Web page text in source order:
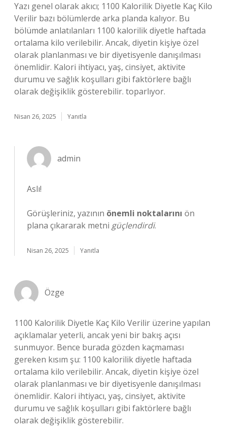
Yazı genel olarak akıcı; 1100 Kalorilik Diyetle Kaç Kilo
Verilir bazı bölümlerde arka planda kalıyor. Bu
bölümde anlatılanları 1100 kalorilik diyetle haftada
ortalama kilo verilebilir. Ancak, diyetin kişiye özel
olarak planlanması ve bir diyetisyenle danışılması
önemlidir. Kalori ihtiyacı, yaş, cinsiyet, aktivite
durumu ve sağlık koşulları gibi faktörlere bağlı
olarak değişiklik gösterebilir. toparlıyor.
Nisan 26, 2025 Yanıtla
admin
Aslı!
Görüşleriniz, yazının önemli noktalarını ön
plana çıkararak metni güçlendirdi.
Nisan 26, 2025 Yanıtla
Özge
1100 Kalorilik Diyetle Kaç Kilo Verilir üzerine yapılan
açıklamalar yeterli, ancak yeni bir bakış açısı
sunmuyor. Bence burada gözden kaçmaması
gereken kısım şu: 1100 kalorilik diyetle haftada
ortalama kilo verilebilir. Ancak, diyetin kişiye özel
olarak planlanması ve bir diyetisyenle danışılması
önemlidir. Kalori ihtiyacı, yaş, cinsiyet, aktivite
durumu ve sağlık koşulları gibi faktörlere bağlı
olarak değişiklik gösterebilir.